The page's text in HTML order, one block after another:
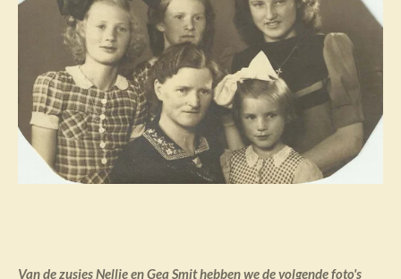
Van de zusjes Nellie en Gea Smit hebben we de volgende foto's